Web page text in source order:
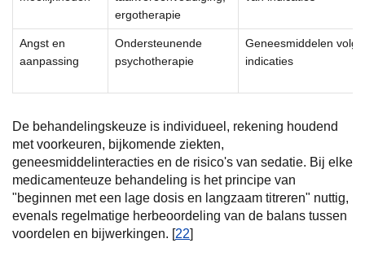
ergotherapie
Angst en
aanpassing
Ondersteunende
psychotherapie
Geneesmiddelen
indicaties
De behandelingskeuze is individueel, rekening houdend
met voorkeuren, bijkomende ziekten,
geneesmiddelinteracties en de risico's van sedatie. Bij elke
medicamenteuze behandeling is het principe van
"beginnen met een lage dosis en langzaam titreren" nuttig,
evenals regelmatige herbeoordeling van de balans tussen
voordelen en bijwerkingen. [22]